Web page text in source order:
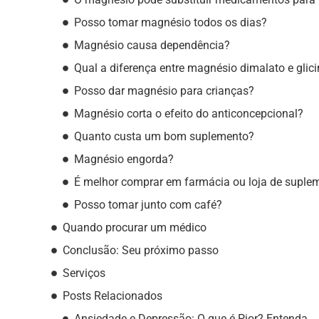
Posso tomar magnésio todos os dias?
Magnésio causa dependência?
Qual a diferença entre magnésio dimalato e
Posso dar magnésio para crianças?
Magnésio corta o efeito do anticoncepcional?
Quanto custa um bom suplemento?
Magnésio engorda?
É melhor comprar em farmácia ou loja de
Posso tomar junto com café?
Quando procurar um médico
Conclusão: Seu próximo passo
Serviços
Posts Relacionados